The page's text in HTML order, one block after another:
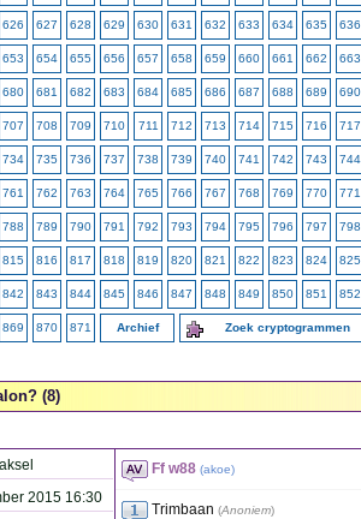
626 627 628 629 630 631 632 633 634 635 636
653 654 655 656 657 658 659 660 661 662 663
680 681 682 683 684 685 686 687 688 689 690
707 708 709 710 711 712 713 714 715 716 717
734 735 736 737 738 739 740 741 742 743 744
761 762 763 764 765 766 767 768 769 770 771
788 789 790 791 792 793 794 795 796 797 798
815 816 817 818 819 820 821 822 823 824 825
842 843 844 845 846 847 848 849 850 851 852
869 870 871 Archief Zoek cryptogrammen
(8)
2015 16:30
Ff w88 (akoe)
Trimbaan (Anoniem)